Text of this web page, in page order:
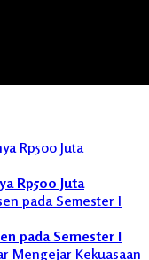
Rp500 Juta
pada Semester I